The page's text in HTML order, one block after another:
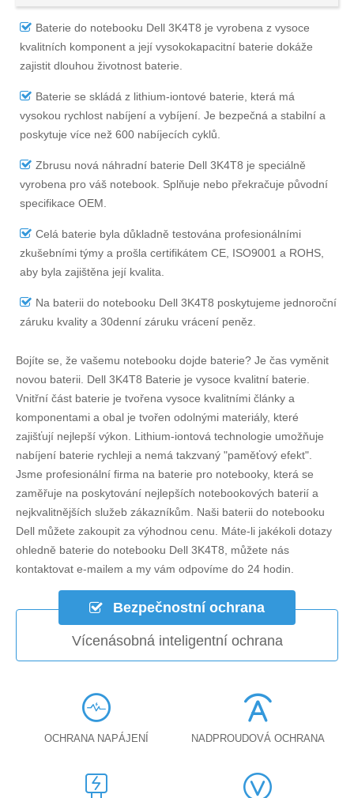
Baterie do notebooku Dell 3K4T8 je vyrobena z vysoce
kvalitních komponent a její vysokokapacitní baterie dokáže
zajistit dlouhou životnost baterie.
Baterie se skládá z lithium-iontové baterie, která má
vysokou rychlost nabíjení a vybíjení. Je bezpečná a stabilní a
poskytuje více než 600 nabíjecích cyklů.
Zbrusu nová náhradní baterie Dell 3K4T8 je speciálně
vyrobena pro váš notebook. Splňuje nebo překračuje původní
specifikace OEM.
Celá baterie byla důkladně testována profesionálními
zkušebními týmy a prošla certifikátem CE, ISO9001 a ROHS,
aby byla zajištěna její kvalita.
Na baterii do notebooku Dell 3K4T8 poskytujeme jednoroční
záruku kvality a 30denní záruku vrácení peněz.
Bojíte se, že vašemu notebooku dojde baterie? Je čas vyměnit
novou baterii. Dell 3K4T8 Baterie je vysoce kvalitní baterie.
Vnitřní část baterie je tvořena vysoce kvalitními články a
komponentami a obal je tvořen odolnými materiály, které
zajišťují nejlepší výkon. Lithium-iontová technologie umožňuje
nabíjení baterie rychleji a nemá takzvaný "paměťový efekt".
Jsme profesionální firma na baterie pro notebooky, která se
zaměřuje na poskytování nejlepších notebookových baterií a
nejkvalitnějších služeb zákazníkům. Naši baterii do notebooku
Dell můžete zakoupit za výhodnou cenu. Máte-li jakékoli dotazy
ohledně baterie do notebooku Dell 3K4T8, můžete nás
kontaktovat e-mailem a my vám odpovíme do 24 hodin.
Bezpečnostní ochrana
Vícenásobná inteligentní ochrana
OCHRANA NAPÁJENÍ NADPROUDOVÁ OCHRANA